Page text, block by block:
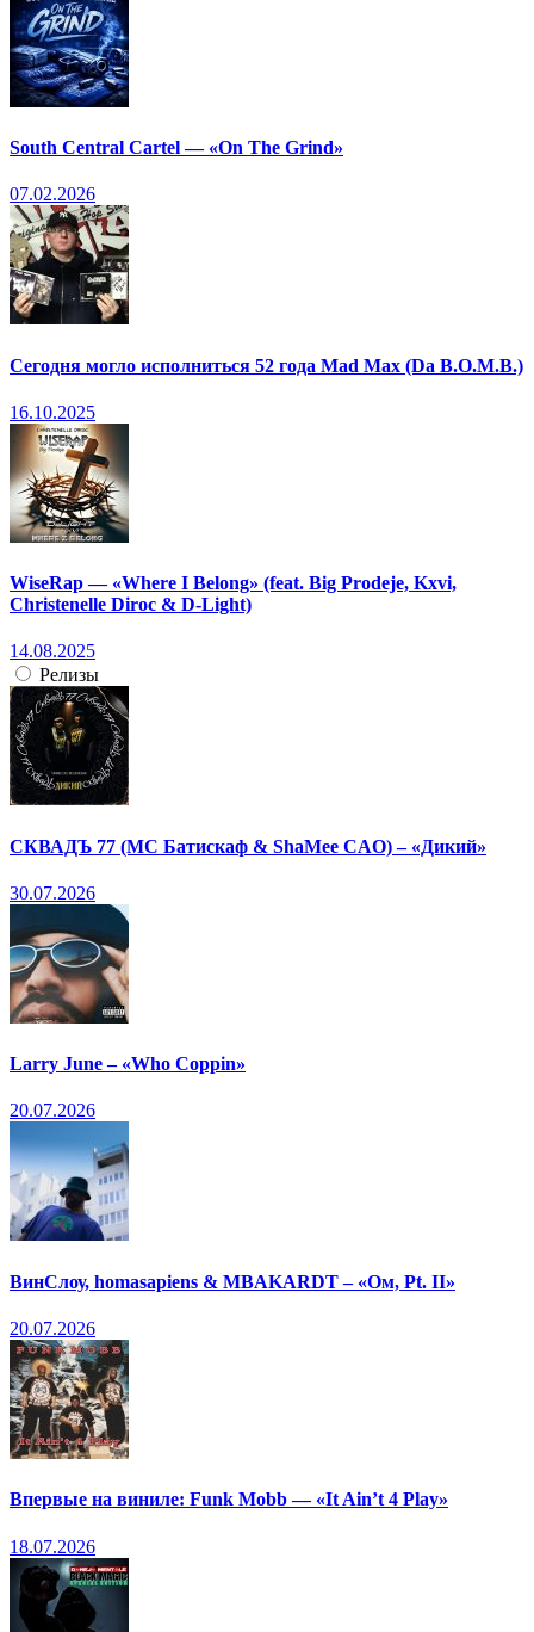
South Central Cartel — «On The Grind»
07.02.2026
Сегодня могло исполниться 52 года Mad Max (Da B.O.M.B.)
16.10.2025
WiseRap — «Where I Belong» (feat. Big Prodeje, Kxvi,
Christenelle Diroc & D-Light)
14.08.2025
Релизы
СКВАДЪ 77 (МС Батискаф & ShaMee CAO) – «Дикий»
30.07.2026
Larry June – «Who Coppin»
20.07.2026
ВинСлоу, homasapiens & MBAKARDT – «Ом, Pt. II»
20.07.2026
Впервые на виниле: Funk Mobb — «It Ain’t 4 Play»
18.07.2026